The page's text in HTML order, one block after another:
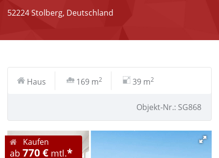
52224 Stolberg, Deutschland
Haus 169 m2 39 m2
Objekt-Nr.: SG868
Kaufen
ab 770 € mtl.*